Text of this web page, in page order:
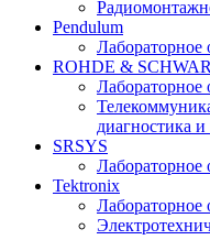
Pendulum
Лабораторное
ROHDE &
Лабораторное
диагностика
SRSYS
Лабораторное
Tektronix
Лабораторное